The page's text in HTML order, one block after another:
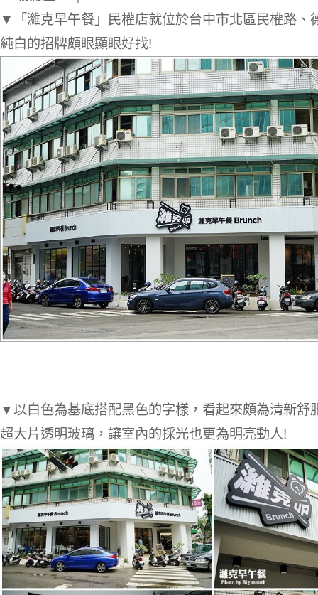
▼「濰克早午餐」民權店就位於台中市北區民權路、
純白的招牌頗眼顯眼好找!
▼以白色為基底搭配黑色的字樣，看起來頗為清新舒
超大片透明玻璃，讓室內的採光也更為明亮動人!